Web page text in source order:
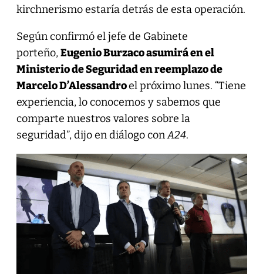
kirchnerismo estaría detrás de esta operación.
Según confirmó el jefe de Gabinete
porteño,Eugenio Burzaco asumirá en el
Ministerio de Seguridad en reemplazo de
Marcelo D’Alessandroel próximo lunes. “Tiene
experiencia, lo conocemos y sabemos que
comparte nuestros valores sobre la
seguridad”, dijo en diálogo conA24.